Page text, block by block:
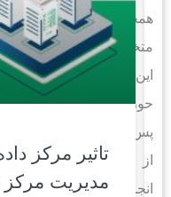
همچنین
متخصصان
حوزه
پس
انجام
مدیریت مرکز